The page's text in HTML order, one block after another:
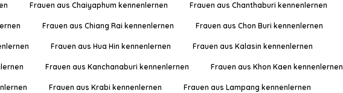
Frauen aus Chaiyaphum kennenlernen Frauen aus Chanthaburi kennenlernen
Frauen aus Chiang Rai kennenlernen Frauen aus Chon Buri kennenlernen
Frauen aus Hua Hin kennenlernen Frauen aus Kalasin kennenlernen
Frauen aus Kanchanaburi kennenlernen Frauen aus Khon Kaen kennenlernen
Frauen aus Krabi kennenlernen Frauen aus Lampang kennenlernen